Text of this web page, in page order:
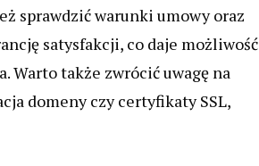
sprawdzić warunki umowy oraz
satysfakcji, co daje możliwość
Warto także zwrócić uwagę na
domeny czy certyfikaty SSL,